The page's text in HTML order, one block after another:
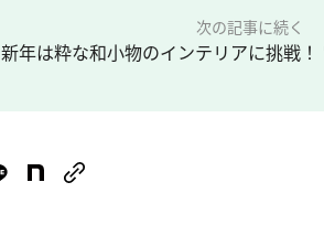
次の記事に続く
新年は粋な和小物のインテリアに挑戦